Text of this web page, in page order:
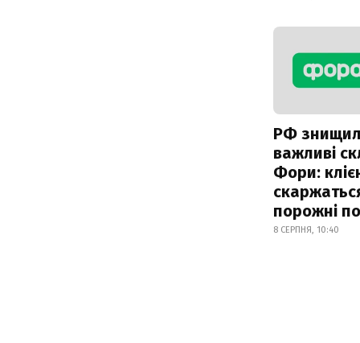
РФ
важливі
Фори:
порожні
8 СЕРПНЯ, 10:40